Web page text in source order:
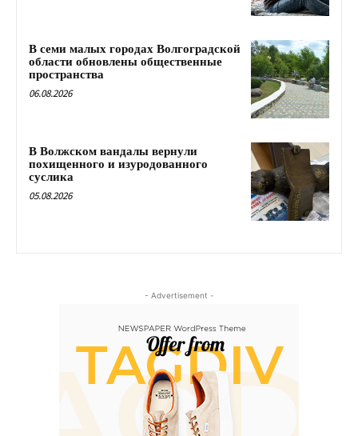
В семи малых городах Волгоградской
области обновлены общественные
пространства
06.08.2026
В Волжском вандалы вернули
похищенного и изуродованного
суслика
05.08.2026
- Advertisement -